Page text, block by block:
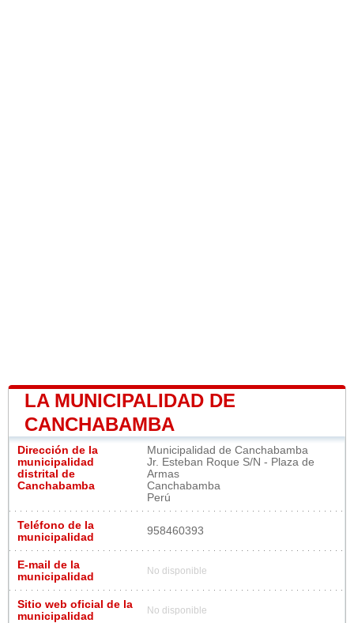
LA MUNICIPALIDAD DE
CANCHABAMBA
Dirección de la
municipalidad
distrital de
Canchabamba
Municipalidad de Canchabamba
Jr. Esteban Roque S/N - Plaza de
Armas
Canchabamba
Perú
Teléfono de la
municipalidad
958460393
E-mail de la
municipalidad
No disponible
Sitio web oficial de la
municipalidad
No disponible